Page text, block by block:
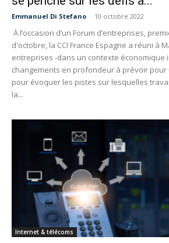
Emmanuel Di Stefano - 10 octobre 2022
À l’occasion d’un Forum d’entreprises,
d'octobre, la CCI France Espagne a réuni à
entreprises -dans un contexte économique
changements en profondeur à prévoir
pour évoquer les pistes sur lesquelles
la...
Internet & télécoms